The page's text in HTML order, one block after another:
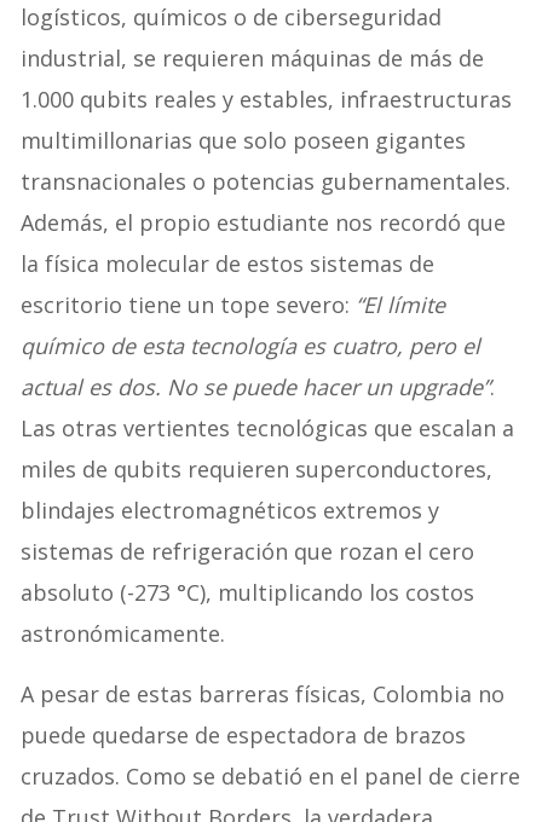
logísticos, químicos o de ciberseguridad
industrial, se requieren máquinas de más de
1.000 qubits reales y estables, infraestructuras
multimillonarias que solo poseen gigantes
transnacionales o potencias gubernamentales.
Además, el propio estudiante nos recordó que
la física molecular de estos sistemas de
escritorio tiene un tope severo: “El límite
químico de esta tecnología es cuatro, pero el
actual es dos. No se puede hacer un upgrade”.
Las otras vertientes tecnológicas que escalan a
miles de qubits requieren superconductores,
blindajes electromagnéticos extremos y
sistemas de refrigeración que rozan el cero
absoluto (-273 °C), multiplicando los costos
astronómicamente.
A pesar de estas barreras físicas, Colombia no
puede quedarse de espectadora de brazos
cruzados. Como se debatió en el panel de cierre